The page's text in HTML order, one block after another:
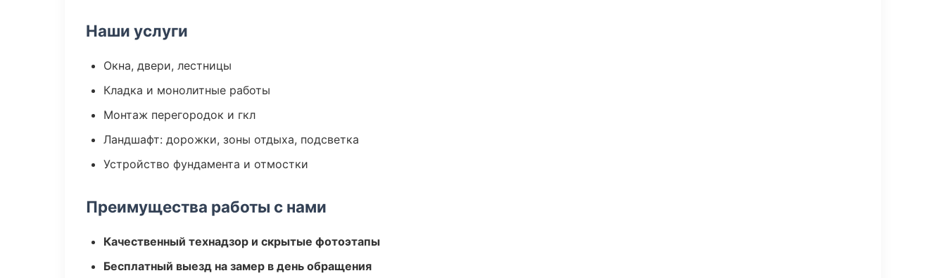
Наши услуги
Окна, двери, лестницы
Кладка и монолитные работы
Монтаж перегородок и гкл
Ландшафт: дорожки, зоны отдыха, подсветка
Устройство фундамента и отмостки
Преимущества работы с нами
Качественный технадзор и скрытые фотоэтапы
Бесплатный выезд на замер в день обращения